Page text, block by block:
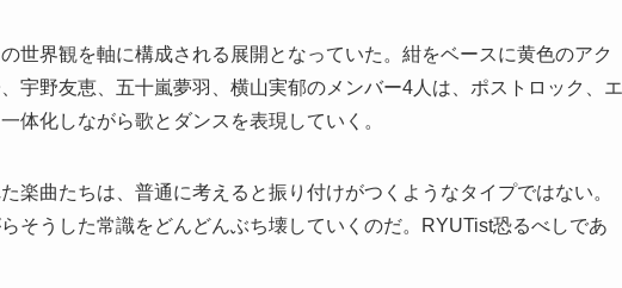
世界観を軸に構成される展開となっていた。紺をベースに黄色のアク
宇野友恵、五十嵐夢羽、横山実郁のメンバー4人は、ポストロック、エ
体化しながら歌とダンスを表現していく。
楽曲たちは、普通に考えると振り付けがつくようなタイプではない。
そうした常識をどんどんぶち壊していくのだ。RYUTist恐るべしであ